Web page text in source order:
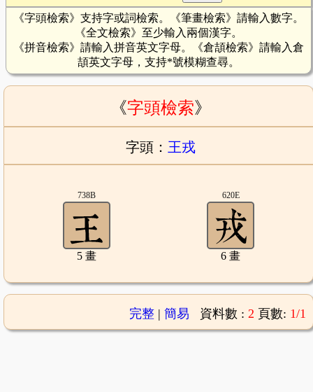
《字頭檢索》支持字或詞檢索。《筆畫檢索》請輸入數字。
《全文檢索》至少輸入兩個漢字。
《拼音檢索》請輸入拼音英文字母。《倉頡檢索》請輸入倉
頡英文字母，支持*號模糊查尋。
《字頭檢索》
字頭： 王戎
738B
5 畫
620E
6 畫
完整| 簡易 資料數 : 2 頁數: 1/1